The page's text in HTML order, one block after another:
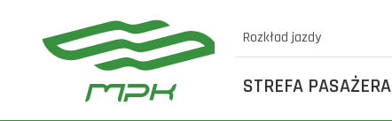
Rozkład jazdy
STREFA PASAŻERA